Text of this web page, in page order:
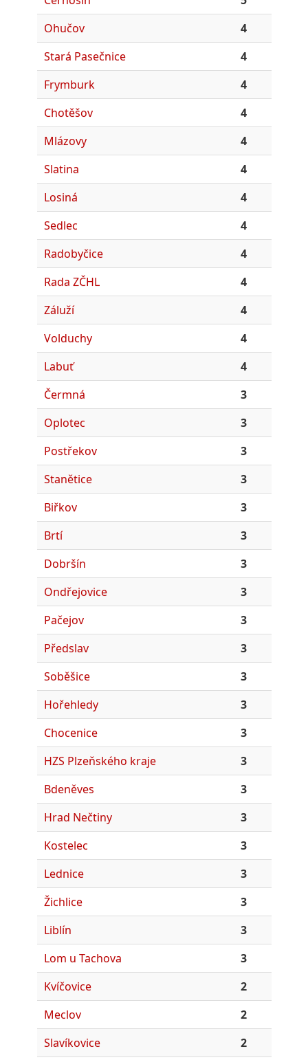
Ohučov
4
Stará Pasečnice
4
Frymburk
4
Chotěšov
4
Mlázovy
4
Slatina
4
Losiná
4
Sedlec
4
Radobyčice
4
Rada ZČHL
4
Záluží
4
Volduchy
4
Labuť
4
Čermná
3
Oplotec
3
Postřekov
3
Stanětice
3
Biřkov
3
Brtí
3
Dobršín
3
Ondřejovice
3
Pačejov
3
Předslav
3
Soběšice
3
Hořehledy
3
Chocenice
3
HZS Plzeňského kraje
3
Bdeněves
3
Hrad Nečtiny
3
Kostelec
3
Lednice
3
Žichlice
3
Liblín
3
Lom u Tachova
3
Kvíčovice
2
Meclov
2
Slavíkovice
2